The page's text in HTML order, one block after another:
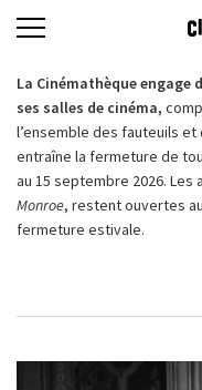
La Cinémathèque
ses salles de cinéma,
l’ensemble des fauteuils
entraîne la fermeture de
au 15 septembre 2026.
Monroe, restent ouvertes
fermeture estivale.